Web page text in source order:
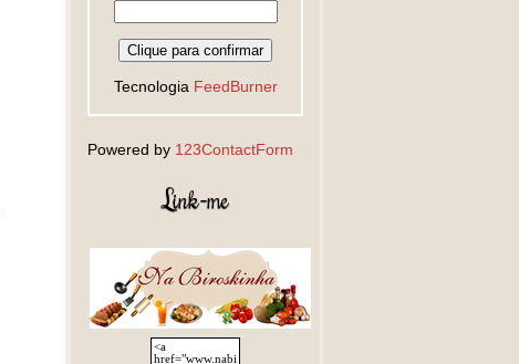
Tecnologia FeedBurner
Powered by 123ContactForm
Link-me